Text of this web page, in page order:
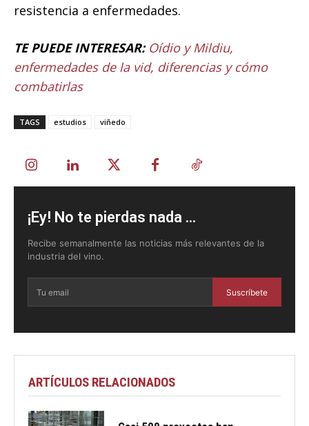
resistencia a enfermedades.
TE PUEDE INTERESAR: Oídio y Mildiu,
enfermedades de la vid, diferencias y cómo
combatirlas
TAGS estudios viñedo
¡Ey! No te pierdas nada ...
Recibe semanalmente las noticias más relevantes de la
industria del vino.
Suscríbete
ARTÍCULOS RELACIONADOS